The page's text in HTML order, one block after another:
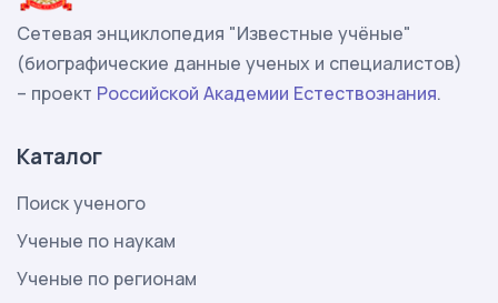
Сетевая энциклопедия "Известные учёные"
(биографические данные ученых и специалистов)
– проект Российской Академии Естествознания.
Каталог
Поиск ученого
Ученые по наукам
Ученые по регионам